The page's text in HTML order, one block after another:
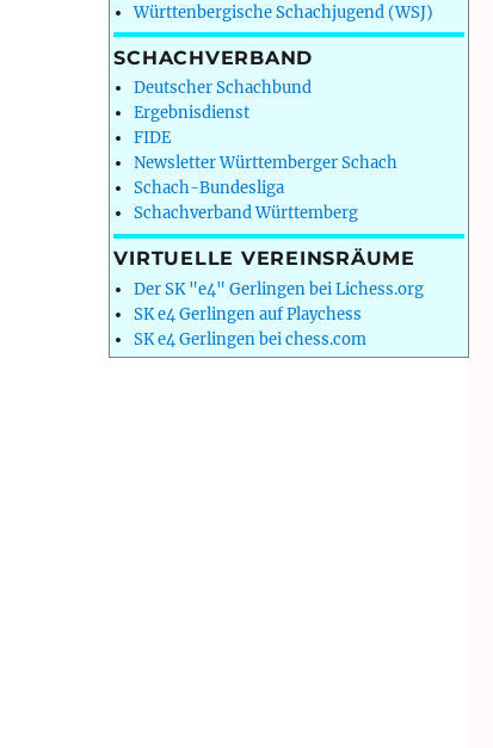
Württenbergische Schachjugend (WSJ)
SCHACHVERBAND
Deutscher Schachbund
Ergebnisdienst
FIDE
Newsletter Württemberger Schach
Schach-Bundesliga
Schachverband Württemberg
VIRTUELLE VEREINSRÄUME
Der SK "e4" Gerlingen bei Lichess.org
SK e4 Gerlingen auf Playchess
SK e4 Gerlingen bei chess.com